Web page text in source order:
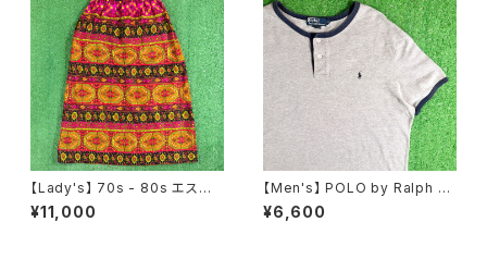
【Lady's】 70s - 80s エスニッ
ク柄 スカート / 70年代 80年代
総柄 古着 レディース N1546
¥11,000
【Men's】 POLO by Ralph La
uren 鹿の子素材 ヘンリーネッ
ク トップス / ラルフローレン ポ
¥6,600